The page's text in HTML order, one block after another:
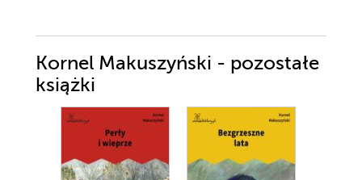
Kornel Makuszyński - pozostałe
książki